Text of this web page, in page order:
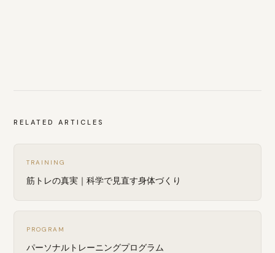
RELATED ARTICLES
TRAINING
筋トレの真実｜科学で見直す身体づくり
PROGRAM
パーソナルトレーニングプログラム